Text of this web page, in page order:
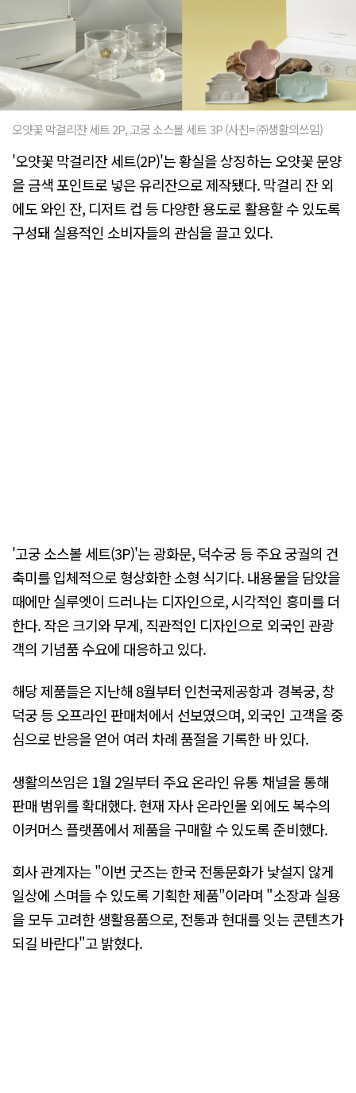
오얏꽃 막걸리잔 세트 2P, 고궁 소스볼 세트 3P (사진= ㈜생활의쓰임)
'오얏꽃 막걸리잔 세트(2P)'는 황실을 상징하는 오얏꽃 문양
을 금색 포인트로 넣은 유리잔으로 제작됐다. 막걸리 잔 외
에도 와인 잔, 디저트 컵 등 다양한 용도로 활용할 수 있도록
구성돼 실용적인 소비자들의 관심을 끌고 있다.
'고궁 소스볼 세트(3P)'는 광화문, 덕수궁 등 주요 궁궐의 건
축미를 입체적으로 형상화한 소형 식기다. 내용물을 담았을
때에만 실루엣이 드러나는 디자인으로, 시각적인 흥미를 더
한다. 작은 크기와 무게, 직관적인 디자인으로 외국인 관광
객의 기념품 수요에 대응하고 있다.
해당 제품들은 지난해 8월부터 인천국제공항과 경복궁, 창
덕궁 등 오프라인 판매처에서 선보였으며, 외국인 고객을 중
심으로 반응을 얻어 여러 차례 품절을 기록한 바 있다.
생활의쓰임은 1월 2일부터 주요 온라인 유통 채널을 통해
판매 범위를 확대했다. 현재 자사 온라인몰 외에도 복수의
이커머스 플랫폼에서 제품을 구매할 수 있도록 준비했다.
회사 관계자는 "이번 굿즈는 한국 전통문화가 낯설지 않게
일상에 스며들 수 있도록 기획한 제품"이라며 "소장과 실용
을 모두 고려한 생활용품으로, 전통과 현대를 잇는 콘텐츠가
되길 바란다"고 밝혔다.